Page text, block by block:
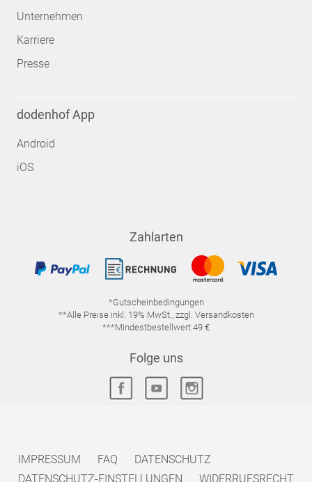
Unternehmen
Karriere
Presse
dodenhof App
Android
iOS
Zahlarten
*Gutscheinbedingungen
**Alle Preise inkl. 19% MwSt., zzgl. Versandkosten
***Mindestbestellwert 49 €
Folge uns
IMPRESSUM FAQ
DATENSCHUTZ
DATENSCHUTZ-EINSTELLUNGEN
WIDERRUFSRECHT